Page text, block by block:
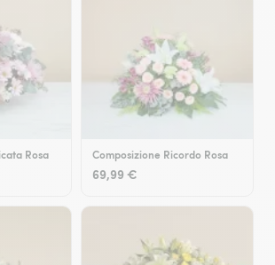
Rosa Composizione Ricordo Rosa
69,99 €